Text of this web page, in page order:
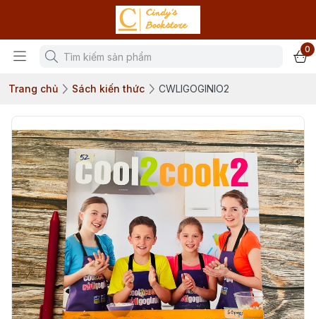
0
Trang chủ Sách kiến thức CWLIGOGINIO2